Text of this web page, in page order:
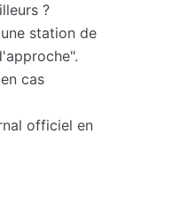
?
station de
cas
officiel en